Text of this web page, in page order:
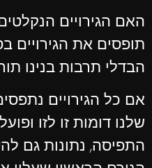
האם הגירויים
תופסים את הגירויים
הבדלי תרבות בנינו
אם כל הגירויים
שלנו דומות זו לזו
התפיסה, נתונות גם